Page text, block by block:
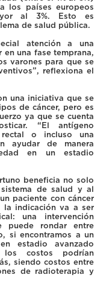
los países europeos
al 3%. Esto es
de salud pública.
atención a una
una fase temprana,
varones para que se
reflexiona el
una iniciativa que se
de cáncer, pero es
ya que se cuenta
“El antígeno
o incluso una
ayudar de manera
en un estadio
beneficia no solo
de salud y al
paciente con cáncer
la indicación va a ser
una intervención
puede rondar entre
si encontramos a un
estadio avanzado
los costos podrían
siendo costos entre
de radioterapia y